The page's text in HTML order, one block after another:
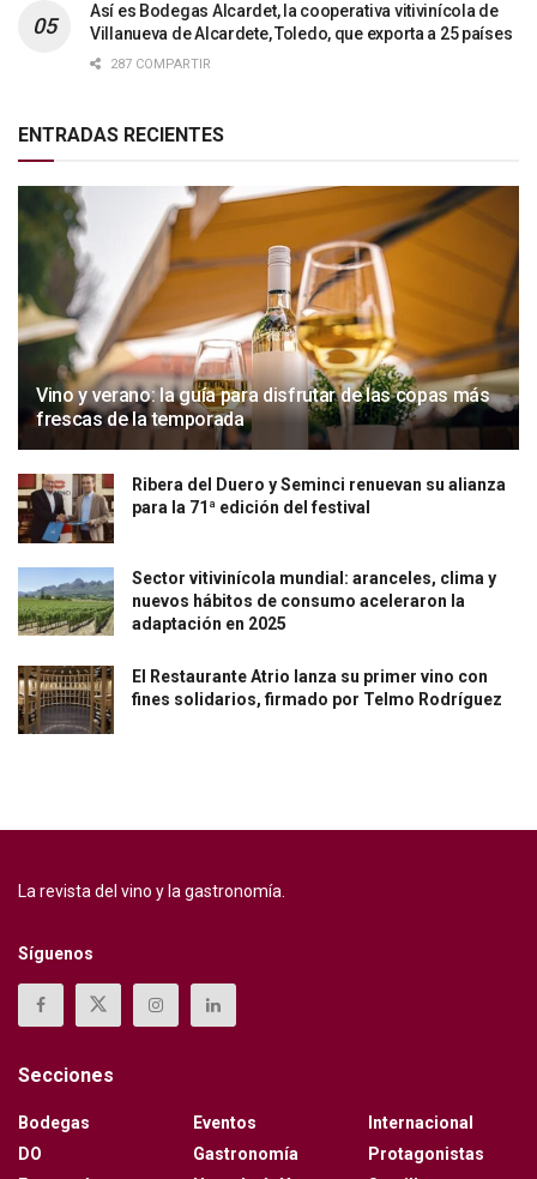
Así es Bodegas Alcardet, la cooperativa vitivinícola de
Villanueva de Alcardete, Toledo, que exporta a 25 países
287 COMPARTIR
ENTRADAS RECIENTES
Vino y verano: la guía para disfrutar de las copas más
frescas de la temporada
Ribera del Duero y Seminci renuevan su alianza
para la 71ª edición del festival
Sector vitivinícola mundial: aranceles, clima y
nuevos hábitos de consumo aceleraron la
adaptación en 2025
El Restaurante Atrio lanza su primer vino con
fines solidarios, firmado por Telmo Rodríguez
La revista del vino y la gastronomía.
Síguenos
Secciones
Bodegas
DO
Eventos
Gastronomía
Internacional
Protagonistas